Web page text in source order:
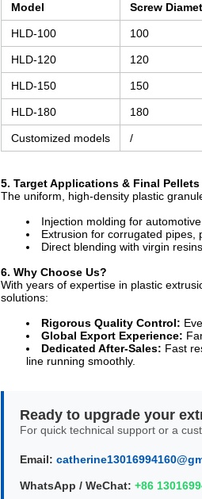
Model Screw
HLD-100 100
HLD-120 120
HLD-150 150
HLD-180 180
Customized models /
5. Target Applications & Final Pellets
The uniform, high-density plastic
Injection molding for
Extrusion for corrugated pipes,
Direct blending with virgin
6. Why Choose Us?
With years of expertise in plastic
solutions:
Rigorous Quality Control:
Global Export Experience:
Dedicated After-Sales: Fast
line running smoothly.
Ready to upgrade your
For quick technical support or a
Email:
WhatsApp / WeChat: +86